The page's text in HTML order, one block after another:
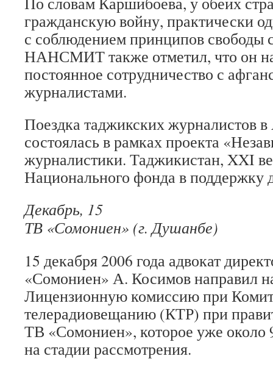
гражданскую войну, практически
с соблюдением принципов свободы
НАНСМИТ также отметил, что он
постоянное сотрудничество с
журналистами.
Поездка таджикских журналистов
состоялась в рамках проекта
журналистики. Таджикистан, XXI
Национального фонда в
Декабрь, 15
ТВ «Сомониен» (г. Душанбе)
15 декабря 2006 года адвокат
«Сомониен» А. Косимов направил
Лицензионную комиссию при
телерадиовещанию (КТР) при
ТВ «Сомониен», которое уже около
на стадии рассмотрения.